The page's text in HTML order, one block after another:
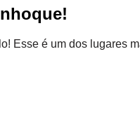
Esse é um dos lugares